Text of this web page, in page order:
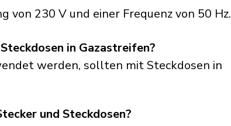
von 230 V und einer Frequenz von 50 Hz.
in Gazastreifen?
werden, sollten mit Steckdosen in
und Steckdosen?